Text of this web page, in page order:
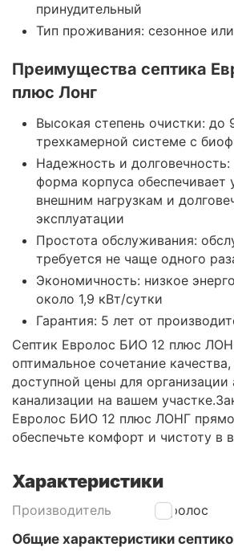
принудительный
Тип проживания: сезонное
Преимущества септика
плюс Лонг
Высокая степень очистки: до
трехкамерной системе с
Надежность и
форма корпуса обеспечивает
внешним нагрузкам и
эксплуатации
Простота обслуживания:
требуется не чаще одного
Экономичность: низкое
около 1,9 кВт/сутки
Гарантия: 5 лет от
Септик Евролос БИО 12 плюс
оптимальное сочетание
доступной цены для организации
канализации на вашем участке.​
Евролос БИО 12 плюс ЛОНГ
обеспечьте комфорт и чистоту в
Характеристики
Производитель
Евролос
Общие характеристики